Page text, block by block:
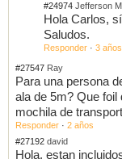
#24974
Hola Carlos,
Saludos.
Responder· 3 años
#27547 Ray
Para una persona
ala de 5m? Que foil
mochila de
Responder· 2 años
#27192 david
Hola, estan